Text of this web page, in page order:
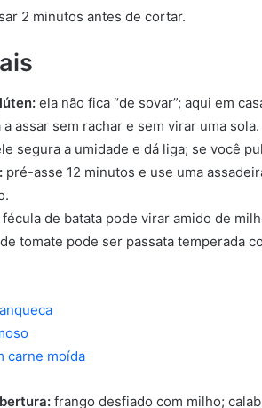
2 minutos antes de cortar.
ela não fica “de sovar”; aqui em
assar sem rachar e sem virar uma sola.
segura a umidade e dá liga; se você
pré-asse 12 minutos e use uma
fécula de batata pode virar amido de
tomate pode ser passata temperada
carne moída
frango desfiado com milho;